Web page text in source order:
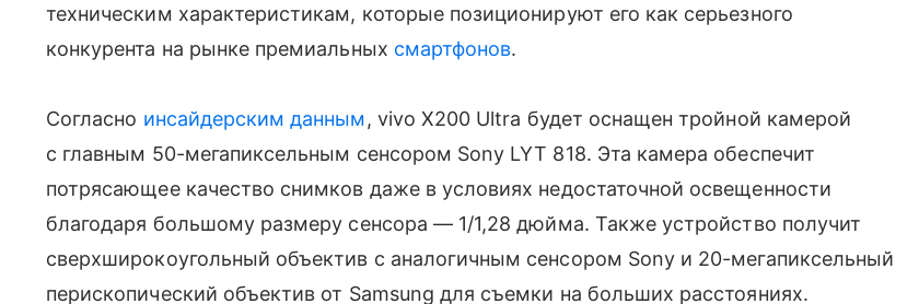
техническим характеристикам, которые позиционируют его как серьезного
конкурента на рынке премиальных смартфонов.
Согласно инсайдерским данным, vivo X200 Ultra будет оснащен тройной камерой
с главным 50-мегапиксельным сенсором Sony LYT 818. Эта камера обеспечит
потрясающее качество снимков даже в условиях недостаточной освещенности
благодаря большому размеру сенсора — 1/1,28 дюйма. Также устройство получит
сверхширокоугольный объектив с аналогичным сенсором Sony и 20-мегапиксельный
перископический объектив от Samsung для съемки на больших расстояниях.